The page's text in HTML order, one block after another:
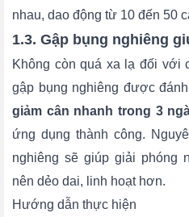
nhau, dao động từ 10 đến 50
1.3. Gập bụng nghiêng
Không còn quá xa lạ đối với
gập bụng nghiêng được
giảm cân nhanh trong 3
ứng dụng thành công.
nghiêng sẽ giúp giải phóng
nên dẻo dai, linh hoạt hơn.
Hướng dẫn thực hiện